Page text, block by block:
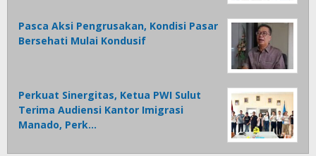
Pasca Aksi Pengrusakan, Kondisi Pasar
Bersehati Mulai Kondusif
Perkuat Sinergitas, Ketua PWI Sulut
Terima Audiensi Kantor Imigrasi
Manado, Perk…